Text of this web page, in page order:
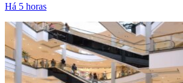
Há 5 horas